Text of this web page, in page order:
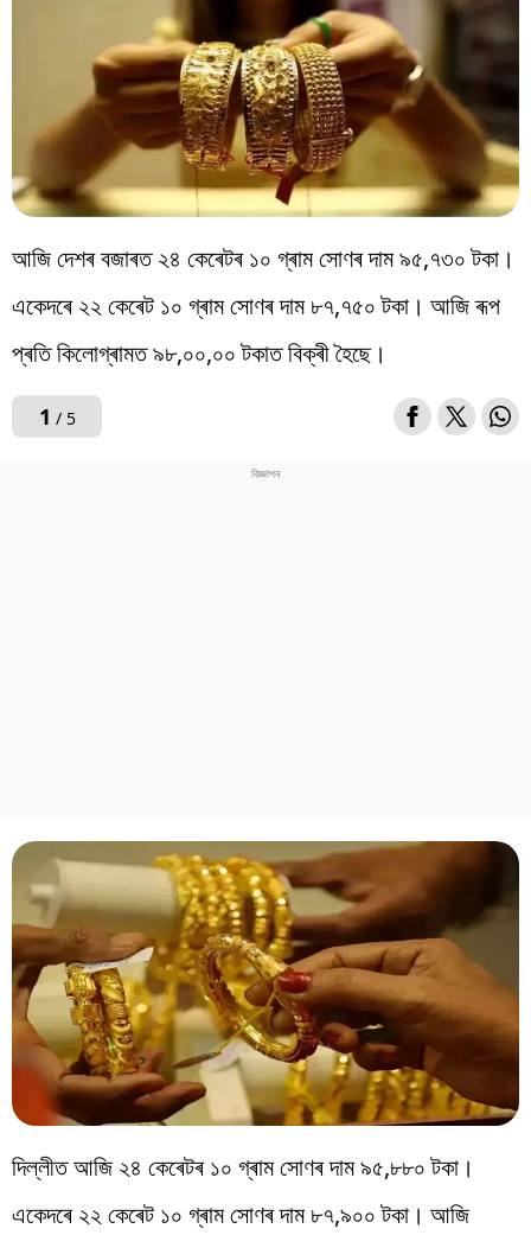
আজি দেশৰ বজাৰত ২৪ কেৰেটৰ ১০ গ্ৰাম সোণৰ দাম ৯৫,৭৩০ টকা।
একেদৰে ২২ কেৰেট ১০ গ্ৰাম সোণৰ দাম ৮৭,৭৫০ টকা। আজি ৰূপ
প্ৰতি কিলোগ্ৰামত ৯৮,০০,০০ টকাত বিক্ৰী হৈছে।
1 / 5
দিল্লীত আজি ২৪ কেৰেটৰ ১০ গ্ৰাম সোণৰ দাম ৯৫,৮৮০ টকা।
একেদৰে ২২ কেৰেট ১০ গ্ৰাম সোণৰ দাম ৮৭,৯০০ টকা। আজি